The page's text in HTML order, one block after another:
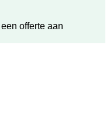
offerte aan